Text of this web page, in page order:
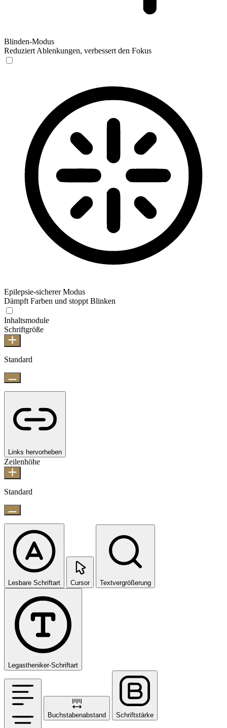
Blinden-Modus
Reduziert Ablenkungen, verbessert den Fokus
Epilepsie-sicherer Modus
Dämpft Farben und stoppt Blinken
Inhaltsmodule
Schriftgröße
Standard
Links hervorheben
Zeilenhöhe
Standard
Lesbare Schriftart Cursor Textvergrößerung
Legastheniker-Schriftart
Buchstabenabstand Schriftstärke